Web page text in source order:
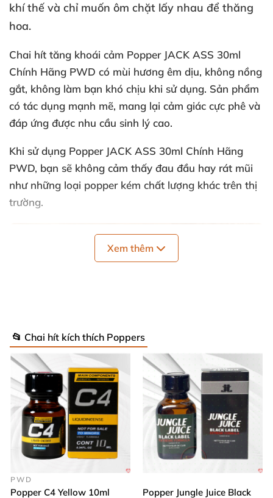
khí thế và chỉ muốn ôm chặt lấy nhau để thăng
hoa.
Chai hít tăng khoái cảm Popper JACK ASS 30ml
Chính Hãng PWD có mùi hương êm dịu, không nồng
gắt, không làm bạn khó chịu khi sử dụng. Sản phẩm
có tác dụng mạnh mẽ, mang lại cảm giác cực phê và
đáp ứng được nhu cầu sinh lý cao.
Khi sử dụng Popper JACK ASS 30ml Chính Hãng
PWD, bạn sẽ không cảm thấy đau đầu hay rát mũi
như những loại popper kém chất lượng khác trên thị
trường.
Hướng dẫn Cách sử dụng poppers Jack Ass 30ml
Xem thêm
📂 Chai hít kích thích Poppers
PWD
Popper C4 Yellow 10ml
Popper Jungle Juice Black